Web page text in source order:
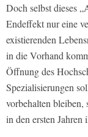
Doch selbst dieses
Endeffekt nur eine
existierenden
in die Vorhand
Öffnung des
Spezialisierungen
vorbehalten bleiben,
in den ersten Jahren